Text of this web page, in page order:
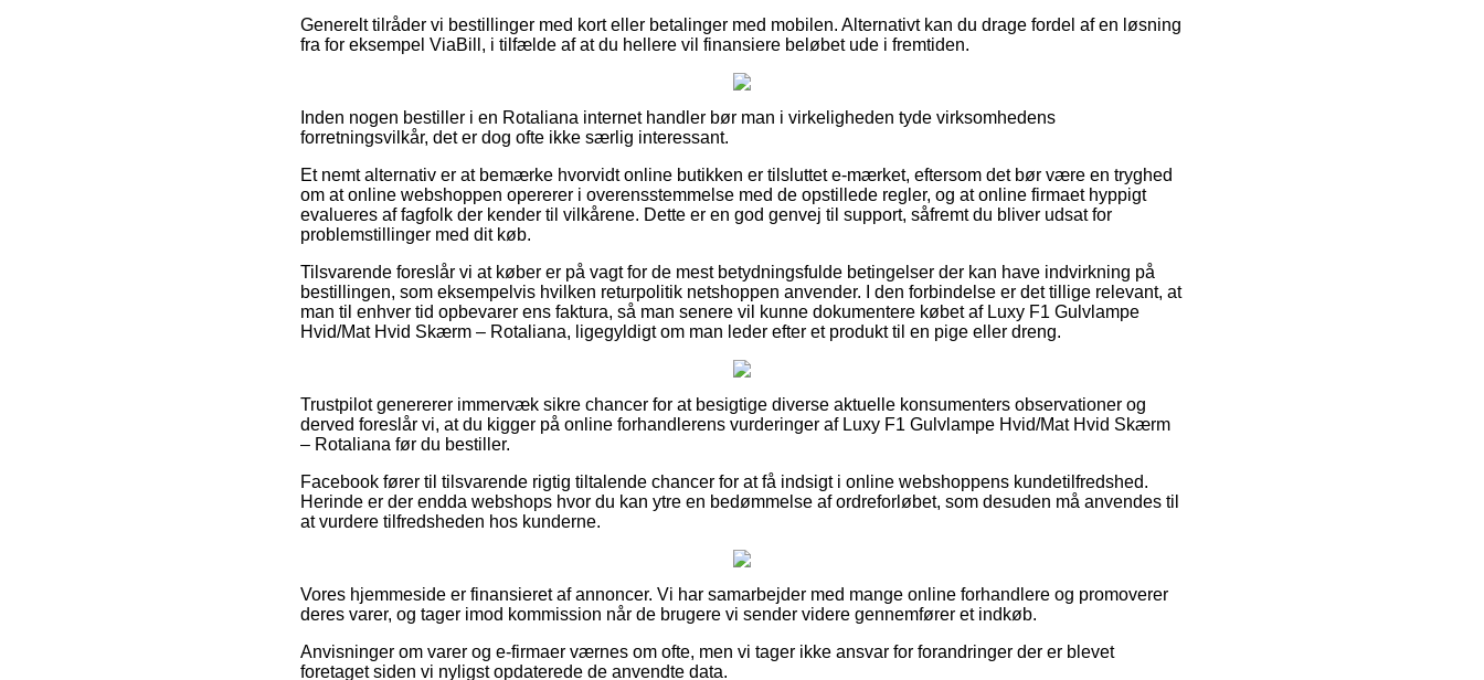
Generelt tilråder vi bestillinger med kort eller betalinger med mobilen. Alternativt kan du drage fordel af en løsning
fra for eksempel ViaBill, i tilfælde af at du hellere vil finansiere beløbet ude i fremtiden.
Inden nogen bestiller i en Rotaliana internet handler bør man i virkeligheden tyde virksomhedens
forretningsvilkår, det er dog ofte ikke særlig interessant.
Et nemt alternativ er at bemærke hvorvidt online butikken er tilsluttet e-mærket, eftersom det bør være en tryghed
om at online webshoppen opererer i overensstemmelse med de opstillede regler, og at online firmaet hyppigt
evalueres af fagfolk der kender til vilkårene. Dette er en god genvej til support, såfremt du bliver udsat for
problemstillinger med dit køb.
Tilsvarende foreslår vi at køber er på vagt for de mest betydningsfulde betingelser der kan have indvirkning på
bestillingen, som eksempelvis hvilken returpolitik netshoppen anvender. I den forbindelse er det tillige relevant, at
man til enhver tid opbevarer ens faktura, så man senere vil kunne dokumentere købet af Luxy F1 Gulvlampe
Hvid/Mat Hvid Skærm – Rotaliana, ligegyldigt om man leder efter et produkt til en pige eller dreng.
Trustpilot genererer immervæk sikre chancer for at besigtige diverse aktuelle konsumenters observationer og
derved foreslår vi, at du kigger på online forhandlerens vurderinger af Luxy F1 Gulvlampe Hvid/Mat Hvid Skærm
– Rotaliana før du bestiller.
Facebook fører til tilsvarende rigtig tiltalende chancer for at få indsigt i online webshoppens kundetilfredshed.
Herinde er der endda webshops hvor du kan ytre en bedømmelse af ordreforløbet, som desuden må anvendes til
at vurdere tilfredsheden hos kunderne.
Vores hjemmeside er finansieret af annoncer. Vi har samarbejder med mange online forhandlere og promoverer
deres varer, og tager imod kommission når de brugere vi sender videre gennemfører et indkøb.
Anvisninger om varer og e-firmaer værnes om ofte, men vi tager ikke ansvar for forandringer der er blevet
foretaget siden vi nyligst opdaterede de anvendte data.